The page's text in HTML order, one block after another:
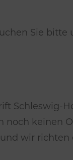
Sie
Schleswig-
keinen
und wir richten